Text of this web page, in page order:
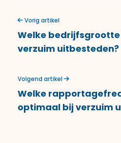
Vorig artikel
Welke
verzuim uitbesteden?
Volgend artikel
Welke
optimaal bij verzuim